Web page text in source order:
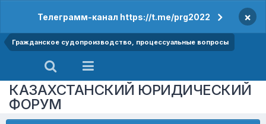
Телеграмм-канал https://t.me/prg2022 ×
Гражданское судопроизводство, процессуальные вопросы
КАЗАХСТАНСКИЙ ЮРИДИЧЕСКИЙ
ФОРУМ